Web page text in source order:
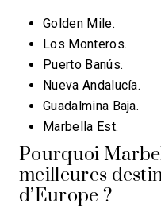
Golden Mile.
Los Monteros.
Puerto Banús.
Nueva Andalucía.
Guadalmina Baja.
Marbella Est.
Pourquoi
meilleures
d’Europe ?